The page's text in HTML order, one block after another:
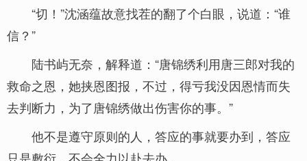
“切！”沈涵蕴故意找茬的翻了个白眼，说道：“谁
信？”
陆书屿无奈，解释道：“唐锦绣利用唐三郎对我的
救命之恩，她挟恩图报，不过，得亏我没因恩情而失
去判断力，为了唐锦绣做出伤害你的事。”
他不是遵守原则的人，答应的事就要办到，答应